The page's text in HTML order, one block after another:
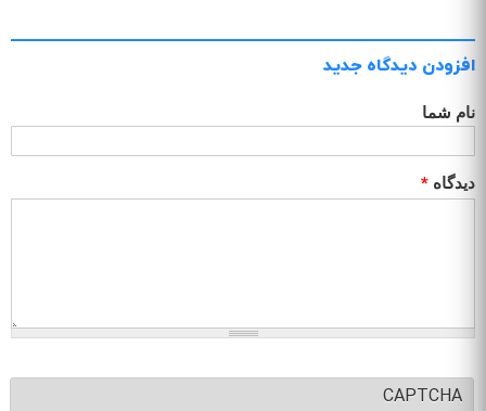
افزودن دیدگاه جدید
نام شما
دیدگاه *
CAPTCHA